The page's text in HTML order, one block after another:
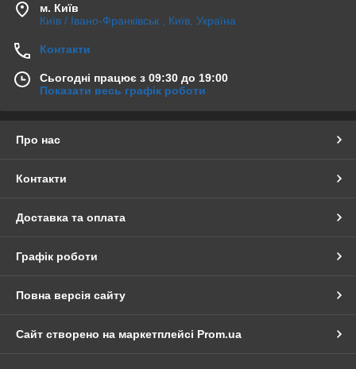
м. Київ
Київ / Івано-Франківськ , Київ, Україна
Контакти
Сьогодні працює з 09:30 до 19:00
Показати весь графік роботи
Про нас
Контакти
Доставка та оплата
Графік роботи
Повна версія сайту
Сайт створено на маркетплейсі Prom.ua